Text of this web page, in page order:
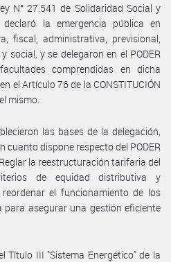
N° 27.541 de Solidaridad Social y
la emergencia pública en
fiscal, administrativa, previsional,
social, y se delegaron en el PODER
comprendidas en dicha
el Artículo 76 de la CONSTITUCIÓN
mismo.
las bases de la delegación,
cuanto dispone respecto del PODER
la reestructuración tarifaria del
de equidad distributiva y
el funcionamiento de los
para asegurar una gestión eficiente
Título III "Sistema Energético" de la